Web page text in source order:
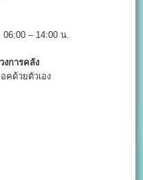
– 14:00 น.
งการคลัง
ด้วยตัวเอง